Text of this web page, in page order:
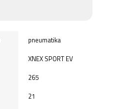
pneumatika
XNEX SPORT EV
265
21